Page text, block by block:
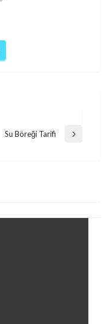
Next
Su Böreği Tarifi